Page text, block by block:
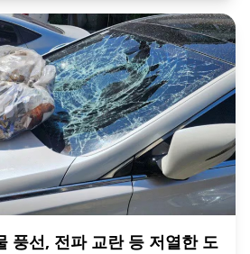
풍선, 전파 교란 등 저열한 도